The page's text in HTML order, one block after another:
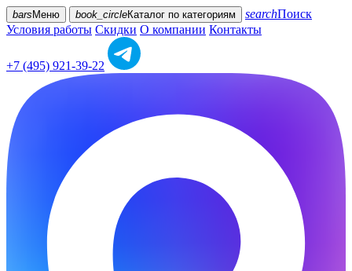
bars Меню book_circleКаталог по категориям searchПоиск
Условия работы Скидки О компании Контакты
+7 (495) 921-39-22